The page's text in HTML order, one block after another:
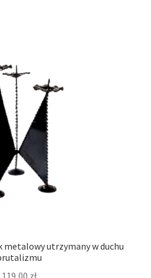
metalowy utrzymany w duchu
119,00 zł